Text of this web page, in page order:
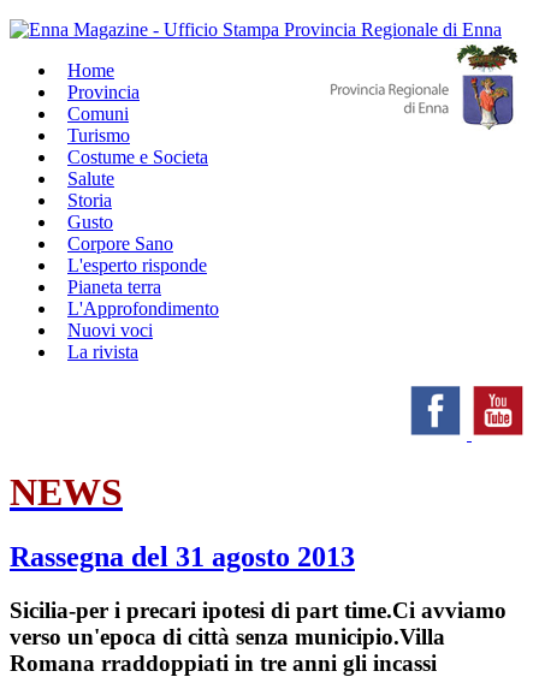
Home
Provincia
Comuni
Turismo
Costume e Societa
Salute
Storia
Gusto
Corpore Sano
L'esperto risponde
Pianeta terra
L'Approfondimento
Nuovi voci
La rivista
NEWS
Rassegna del 31 agosto 2013
Sicilia-per i precari ipotesi di part time.Ci avviamo
verso un'epoca di città senza municipio.Villa
Romana rraddoppiati in tre anni gli incassi